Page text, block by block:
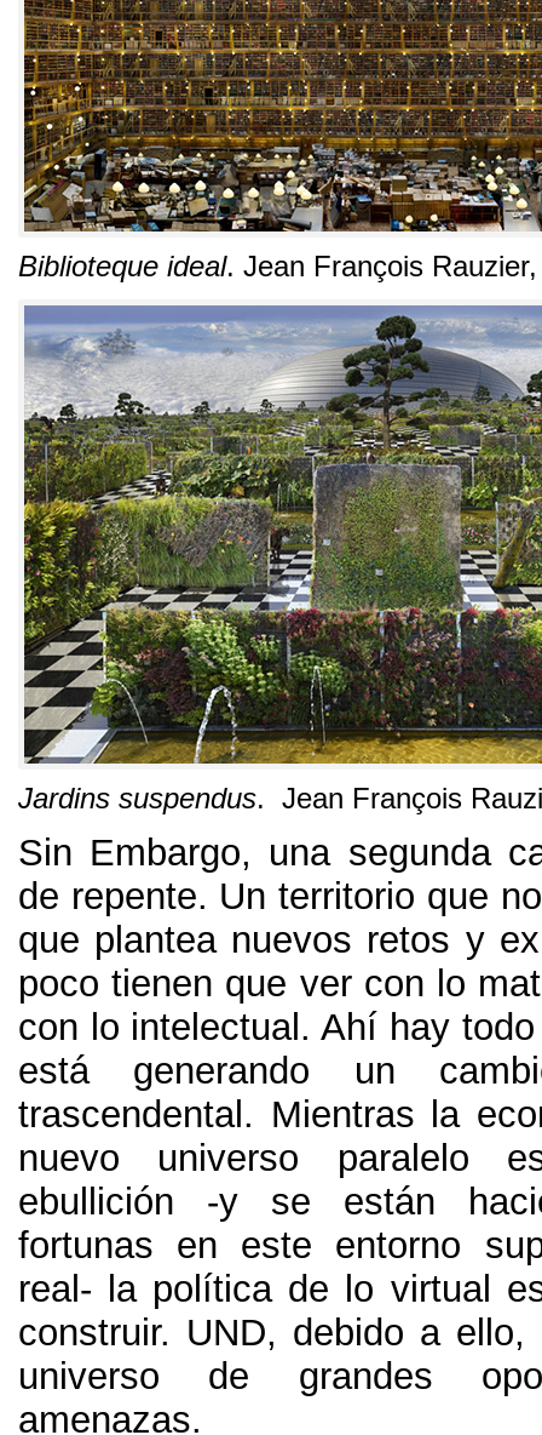
Biblioteque ideal. Jean François Rauzier
Jardins suspendus. Jean François
Sin Embargo, una segunda
de repente. Un territorio que
que plantea nuevos retos y
poco tienen que ver con lo
con lo intelectual .Ahí hay
está generando un
trascendental . Mientras la
nuevo universo paralelo
ebullición -y se están
fortunas en este entorno
real -
la política de lo virtual
construir. UND, debido a ello,
universo de grandes
amenazas.